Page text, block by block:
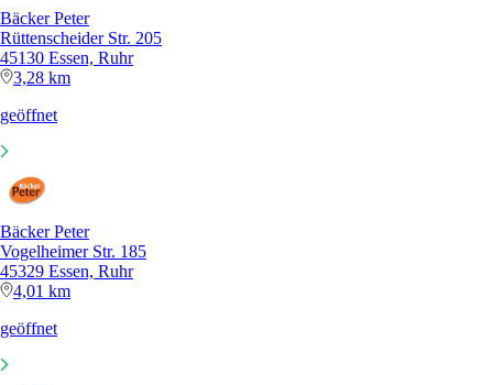
Bäcker Peter
Rüttenscheider Str. 205
45130 Essen, Ruhr
3,28 km
geöffnet
Bäcker Peter
Vogelheimer Str. 185
45329 Essen, Ruhr
4,01 km
geöffnet